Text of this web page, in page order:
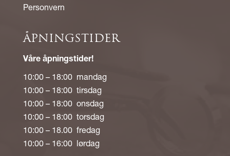
Personvern
ÅPNINGSTIDER
Våre åpningstider!
10:00 – 18:00 mandag
10:00 – 18:00 tirsdag
10:00 – 18:00 onsdag
10:00 – 18:00 torsdag
10:00 – 18.00 fredag
10:00 – 16:00 lørdag